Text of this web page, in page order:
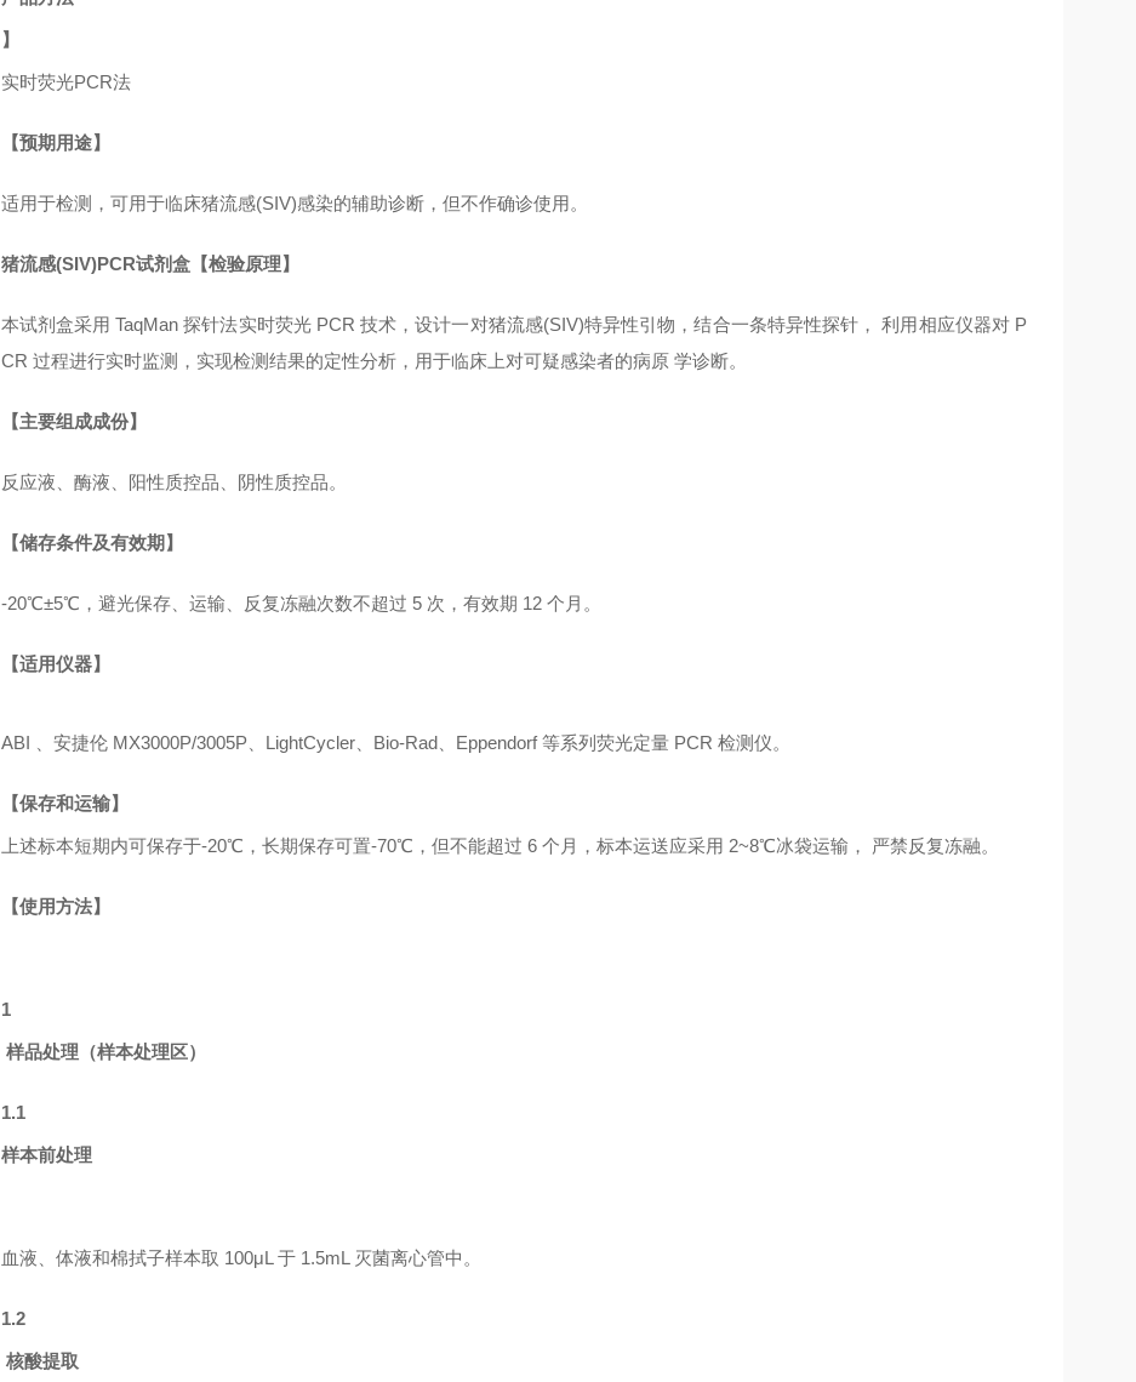
】
实时荧光PCR法
【预期用途】
适用于检测，可用于临床猪流感(SIV)感染的辅助诊断，但不作确诊使用。
猪流感(SIV)PCR试剂盒【检验原理】
本试剂盒采用 TaqMan 探针法实时荧光 PCR 技术，设计一对猪流感(SIV)特异性引物，结合一条特异性探针， 利用相应仪器对P
CR 过程进行实时监测，实现检测结果的定性分析，用于临床上对可疑感染者的病原 学诊断。
【主要组成成份】
反应液、酶液、阳性质控品、阴性质控品。
【储存条件及有效期】
-20℃±5℃，避光保存、运输、反复冻融次数不超过 5 次，有效期 12 个月。
【适用仪器】
ABI 、安捷伦 MX3000P/3005P、LightCycler、Bio-Rad、Eppendorf 等系列荧光定量 PCR 检测仪。
【保存和运输】
上述标本短期内可保存于-20℃，长期保存可置-70℃，但不能超过 6 个月，标本运送应采用 2~8℃冰袋运输， 严禁反复冻融。
【使用方法】
1
样品处理（样本处理区）
1.1
样本前处理
血液、体液和棉拭子样本取 100μL 于 1.5mL 灭菌离心管中。
1.2
核酸提取